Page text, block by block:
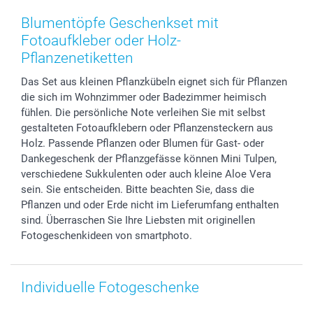
Zubehör & Material
Foto-Kalender & Agenden
Sticker & Etiketten
AGB
Impressum
Presse
Investor Relations
B2B smartbusiness
Widerrufsrecht
Muttertag
Vatertag
Kommunion & Konfirmation
Geburtstag
Geburt
Zu allen Anlässen
Anmelden /Registrieren
Preise und Versandkosten
Lieferfristen
Zahlungsmöglichkeiten
Sitemap
Status der Bestellung
smartfriends
smartgarantie
smartbonus
Blumentöpfe Geschenkset mit
Fotoaufkleber oder Holz-
Pflanzenetiketten
Das Set aus kleinen Pflanzkübeln eignet sich für Pflanzen
die sich im Wohnzimmer oder Badezimmer heimisch
fühlen. Die persönliche Note verleihen Sie mit selbst
gestalteten Fotoaufklebern oder Pflanzensteckern aus
Holz. Passende Pflanzen oder Blumen für Gast- oder
Dankegeschenk der Pflanzgefässe können Mini Tulpen,
verschiedene Sukkulenten oder auch kleine Aloe Vera
sein. Sie entscheiden. Bitte beachten Sie, dass die
Pflanzen und oder Erde nicht im Lieferumfang enthalten
sind. Überraschen Sie Ihre Liebsten mit originellen
Fotogeschenkideen von smartphoto.
Individuelle Fotogeschenke